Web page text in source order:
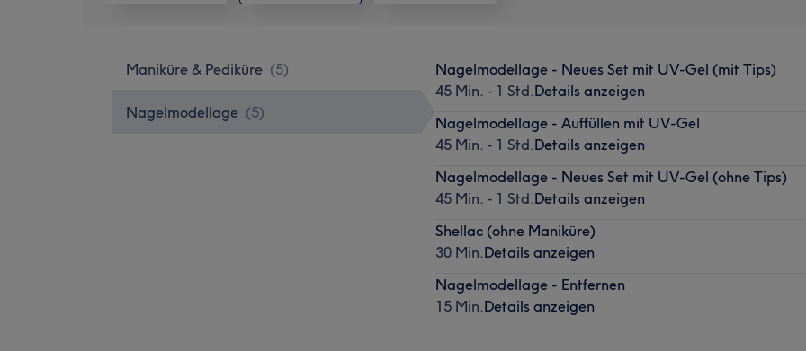
Maniküre & Pediküre (5)
Nagelmodellage (5)
Nagelmodellage - Neues Set mit UV-Gel (mit Tips)
45 Min. - 1 Std.Details anzeigen
Nagelmodellage - Auffüllen mit UV-Gel
45 Min. - 1 Std.Details anzeigen
Nagelmodellage - Neues Set mit UV-Gel (ohne Tips)
45 Min. - 1 Std.Details anzeigen
Shellac (ohne Maniküre)
30 Min.Details anzeigen
Nagelmodellage - Entfernen
15 Min.Details anzeigen